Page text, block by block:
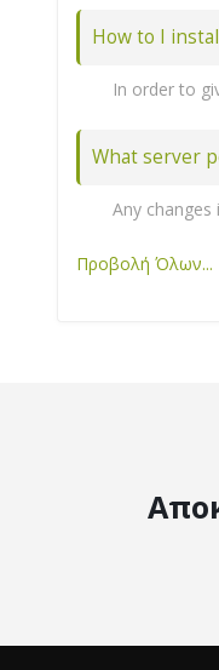
How to I
In order to
To install
If you
1. Make
Προβολή
What server
Any
Προβολή Όλων...